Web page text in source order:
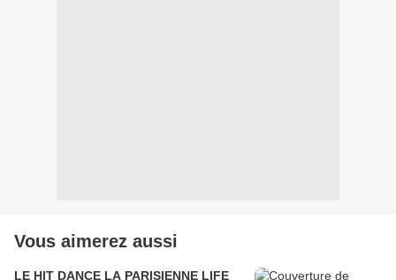
Vous aimerez aussi
LE HIT DANCE LA PARISIENNE LIFE